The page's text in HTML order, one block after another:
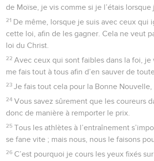
de Moïse, je vis comme si je l’étais
21 De même, lorsque je suis avec ceux qui
cette loi, afin de les gagner. Cela ne veut
loi du Christ.
22 Avec ceux qui sont faibles dans la foi,
me fais tout à tous afin d’en sauver de
23 Je fais tout cela pour la Bonne Nouvelle,
24 Vous savez sûrement que les coureurs
donc de manière à remporter le prix.
25 Tous les athlètes à l’entraînement
se fane vite ; mais nous, nous le faisons
26 C’est pourquoi je cours les yeux fixés